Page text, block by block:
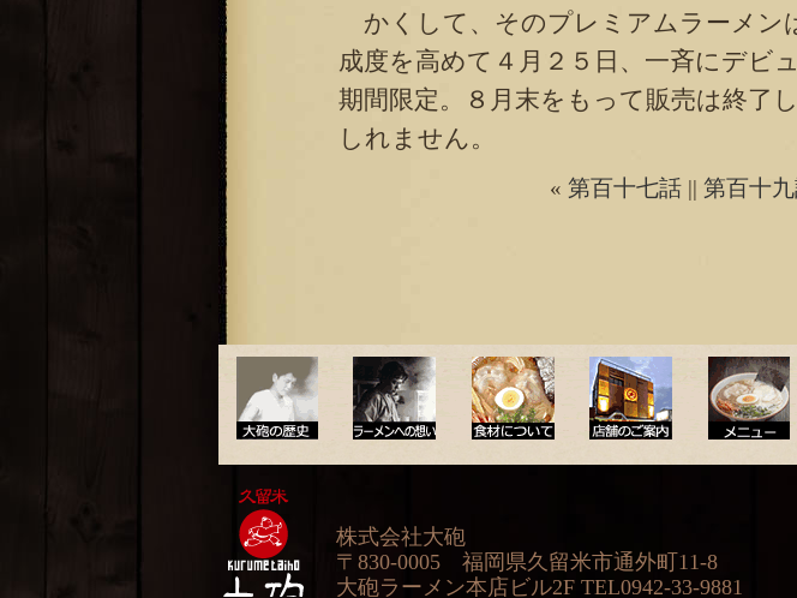
かくして、そのプレミアムラーメン
成度を高めて４月２５日、一斉にデビ
期間限定。８月末をもって販売は終了
しれません。
« 第百十七話 || 第百十
株式会社大砲
〒830-0005 福岡県久留米市通外町11-8
大砲ラーメン本店ビル2F TEL0942-33-9881